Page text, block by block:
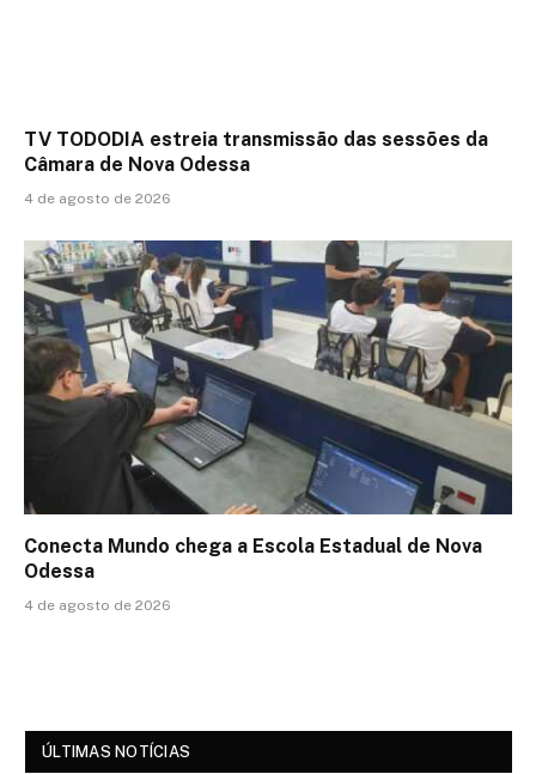
TV TODODIA estreia transmissão das sessões da
Câmara de Nova Odessa
4 de agosto de 2026
Conecta Mundo chega a Escola Estadual de Nova
Odessa
4 de agosto de 2026
ÚLTIMAS NOTÍCIAS